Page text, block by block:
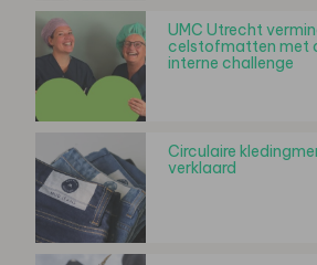
UMC Utrecht
celstofmatten met
interne challenge
Circulaire
verklaard